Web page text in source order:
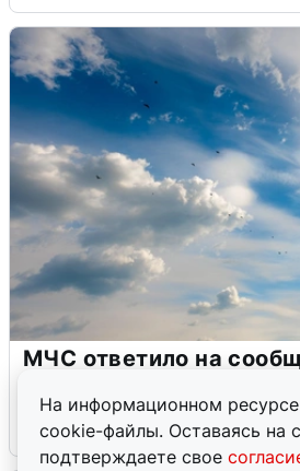
На информационном
cookie-файлы. Оставаясь на
подтверждаете свое
МЧС ответило на
7 августа 0